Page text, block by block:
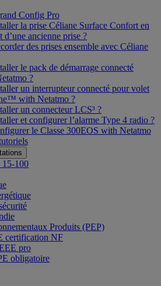
Config Pro
la prise Céliane Surface Confort en
d’une ancienne prise ?
des prises ensemble avec Céliane
le pack de démarrage connecté
?
un interrupteur connecté pour volet
with Netatmo ?
un connecteur LCS³ ?
et configurer l’alarme Type 4 radio ?
le Classe 300EOS with Netatmo
100
Produits (PEP)
certification NF
pro
obligatoire